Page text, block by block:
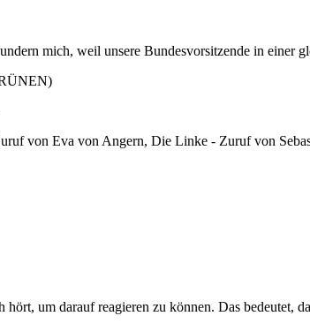
mich, weil unsere Bundesvorsitzende in einer
von Eva von Angern, Die Linke - Zuruf von
um darauf reagieren zu können. Das bedeutet,